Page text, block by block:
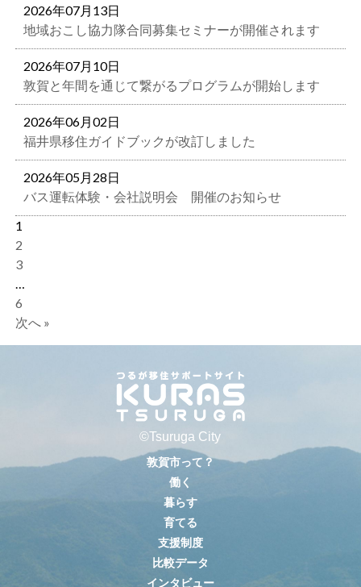
2026年07月13日
地域おこし協力隊合同募集セミナーが開催されます
2026年07月10日
敦賀と年間を通じて繋がるプログラムが開始します
2026年06月02日
福井県移住ガイドブックが改訂しました
2026年05月28日
バス運転体験・会社説明会 開催のお知らせ
1
2
3
…
6
次へ »
©Tsuruga City
敦賀市って？
働く
暮らす
育てる
支援制度
比較データ
インタビュー